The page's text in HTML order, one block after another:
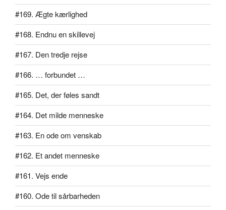
#169. Ægte kærlighed
#168. Endnu en skillevej
#167. Den tredje rejse
#166. … forbundet …
#165. Det, der føles sandt
#164. Det milde menneske
#163. En ode om venskab
#162. Et andet menneske
#161. Vejs ende
#160. Ode til sårbarheden